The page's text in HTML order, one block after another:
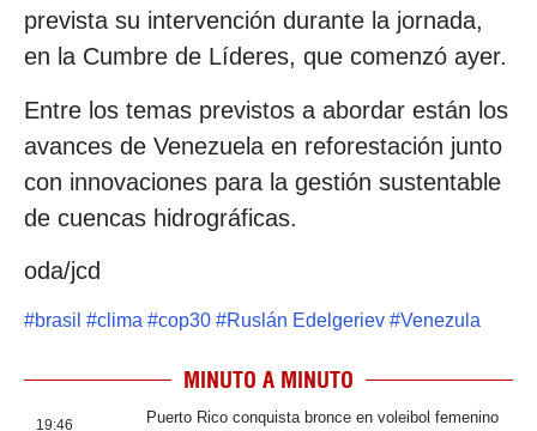
prevista su intervención durante la jornada,
en la Cumbre de Líderes, que comenzó ayer.
Entre los temas previstos a abordar están los
avances de Venezuela en reforestación junto
con innovaciones para la gestión sustentable
de cuencas hidrográficas.
oda/jcd
#brasil #clima #cop30 #Ruslán Edelgeriev #Venezula
MINUTO A MINUTO
19:46
Puerto Rico conquista bronce en voleibol femenino